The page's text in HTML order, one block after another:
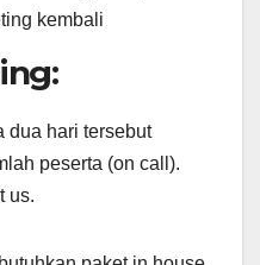
kembali
dua hari tersebut
peserta (on call).
us.